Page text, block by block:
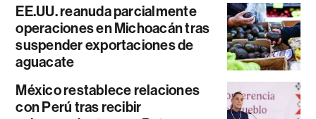
EE.UU. reanuda parcialmente
operaciones en Michoacán tras
suspender exportaciones de
aguacate
México restablece relaciones
con Perú tras recibir